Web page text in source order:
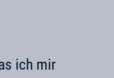
ich mir